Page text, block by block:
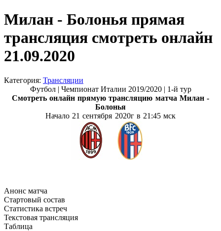
Милан - Болонья прямая
трансляция смотреть онлайн
21.09.2020
Категория: Трансляции
Футбол | Чемпионат Италии 2019/2020 | 1-й тур
Смотреть онлайн прямую трансляцию матча Милан -
Болонья
Начало 21 сентября 2020г в 21:45 мск
Анонс матча
Стартовый состав
Статистика встреч
Текстовая трансляция
Таблица